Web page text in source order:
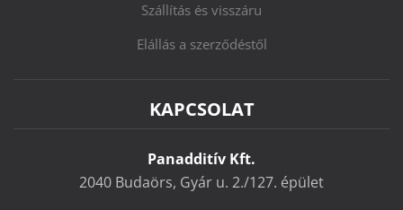
Szállítás és visszáru
Elállás a szerződéstől
KAPCSOLAT
Panadditív Kft.
2040 Budaörs, Gyár u. 2./127. épület